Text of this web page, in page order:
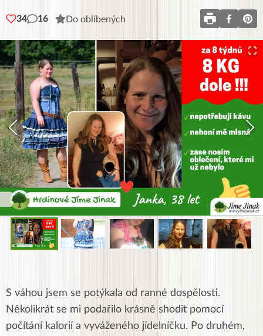
34 16 Do oblíbených
S váhou jsem se potýkala od ranné dospělosti.
Několikrát se mi podařilo krásně shodit pomocí
počítání kalorií a vyváženého jídelníčku. Po druhém,